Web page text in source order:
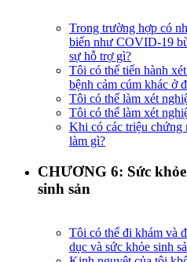
Trong trường hợp có
biến như COVID-19
sự hỗ trợ gì?
Tôi có thể tiến hành
bệnh cảm cúm khác ở
Tôi có thể làm xét
Tôi có thể làm xét
Khi có các triệu chứng
làm gì?
CHƯƠNG 6: Sức
sinh sản
Tôi có thể đi khám và
dục và sức khỏe sinh